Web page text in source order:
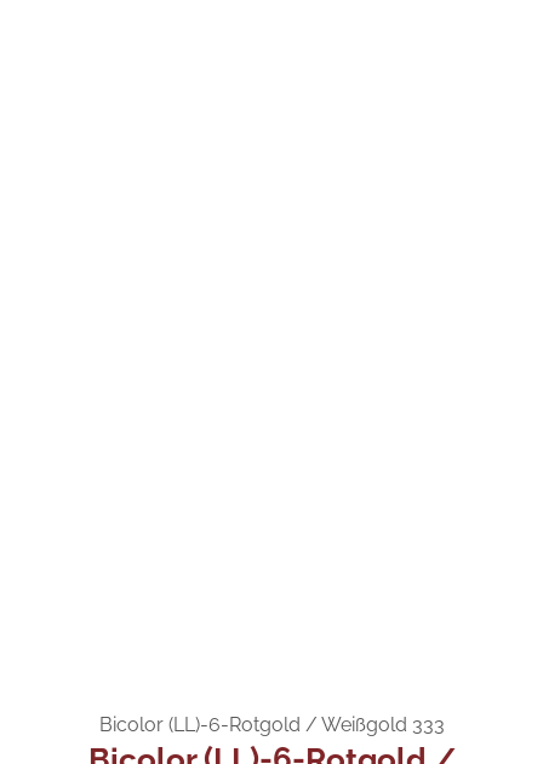
Bicolor (LL)-6-Rotgold / Weißgold 333